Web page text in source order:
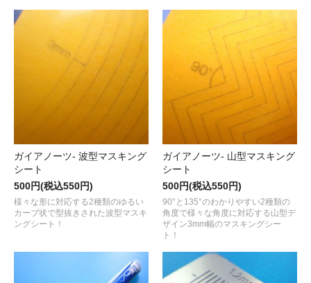
ガイアノーツ- 波型マスキング
シート
500円(税込550円)
様々な形に対応する2種類のゆるい
カーブ状で型抜きされた波型マスキ
ングシート！
ガイアノーツ- 山型マスキング
シート
500円(税込550円)
90°と135°のわかりやすい2種類の
角度で様々な角度に対応する山型デ
ザイン3mm幅のマスキングシー
ト！